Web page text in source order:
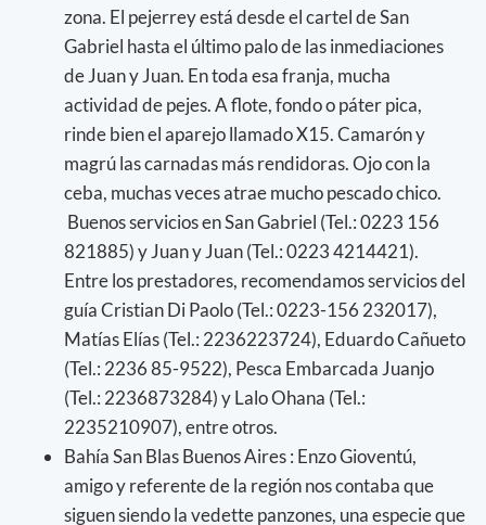
zona. El pejerrey está desde el cartel de San
Gabriel hasta el último palo de las inmediaciones
de Juan y Juan. En toda esa franja, mucha
actividad de pejes. A flote, fondo o páter pica,
rinde bien el aparejo llamado X15. Camarón y
magrú las carnadas más rendidoras. Ojo con la
ceba, muchas veces atrae mucho pescado chico.
Buenos servicios en San Gabriel (Tel.: 0223 156
821885) y Juan y Juan (Tel.: 0223 4214421).
Entre los prestadores, recomendamos servicios del
guía Cristian Di Paolo (Tel.: 0223-156 232017),
Matías Elías (Tel.: 2236223724), Eduardo Cañueto
(Tel.: 2236 85-9522), Pesca Embarcada Juanjo
(Tel.: 2236873284) y Lalo Ohana (Tel.:
2235210907), entre otros.
Bahía San Blas Buenos Aires : Enzo Gioventú,
amigo y referente de la región nos contaba que
siguen siendo la vedette panzones, una especie que